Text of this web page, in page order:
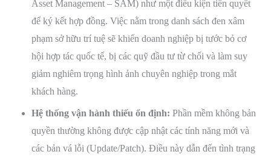
Asset Management – SAM) như một điều kiện tiên quyết
để ký kết hợp đồng. Việc nằm trong danh sách đen xâm
phạm sở hữu trí tuệ sẽ khiến doanh nghiệp bị tước bỏ cơ
hội hợp tác quốc tế, bị các quỹ đầu tư từ chối và làm suy
giảm nghiêm trọng hình ảnh chuyên nghiệp trong mắt
khách hàng.
Hệ thống vận hành thiếu ổn định: Phần mềm không bản
quyền thường không được cập nhật các tính năng mới và
các bản vá lỗi (Update/Patch). Điều này dẫn đến tình trạng